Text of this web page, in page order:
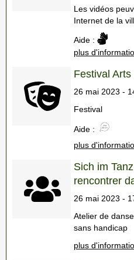
Les vidéos
Internet de la
Aide :
plus
Festival
26 mai 2023 -
Festival
Aide :
plus
Sich im
rencontrer
26 mai 2023 -
Atelier de
sans handicap
plus